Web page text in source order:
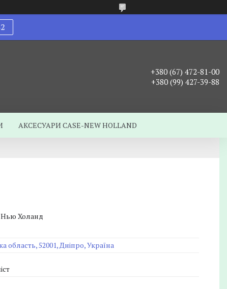
+380 (67) 472-81-00
+380 (99) 427-39-88
АКСЕСУАРИ CASE-NEW HOLLAND
Нью Холанд
область, 52001, Дніпро, Україна